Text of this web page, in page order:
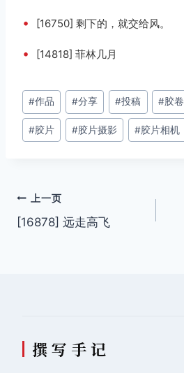
• [16750] 剩下的，就交给风。
• [14818] 菲林几月
文
章
标
#作品 #分享 #投稿 #胶卷
#胶片 #胶片摄影 #胶片相机
文
章
上一页
[16878] 远走高飞
撰 写 手 记